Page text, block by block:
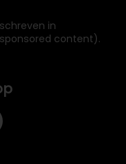
in
content).